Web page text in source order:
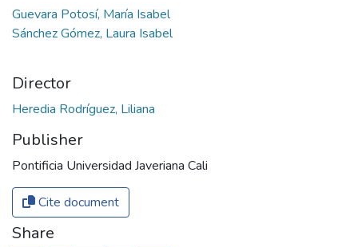
Guevara Potosí, María Isabel
Sánchez Gómez, Laura Isabel
Director
Heredia Rodríguez, Liliana
Publisher
Pontificia Universidad Javeriana Cali
Cite document
Share